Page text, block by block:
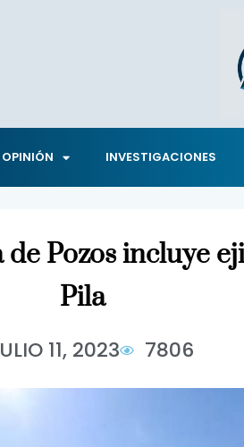
OPINIÓN INVESTIGACIONES
Pozos incluye
Pila
11, 2023 7806